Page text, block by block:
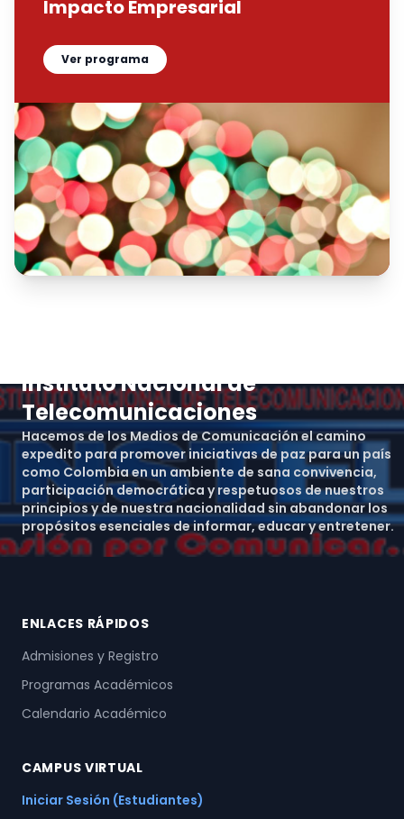
Impacto Empresarial
Ver programa
Instituto Nacional de
Telecomunicaciones
Hacemos de los Medios de Comunicación el camino
expedito para promover iniciativas de paz para un país
como Colombia en un ambiente de sana convivencia,
participación democrática y respetuosos de nuestros
principios y de nuestra nacionalidad sin abandonar los
propósitos esenciales de informar, educar y entretener.
ENLACES RÁPIDOS
Admisiones y Registro
Programas Académicos
Calendario Académico
CAMPUS VIRTUAL
Iniciar Sesión (Estudiantes)